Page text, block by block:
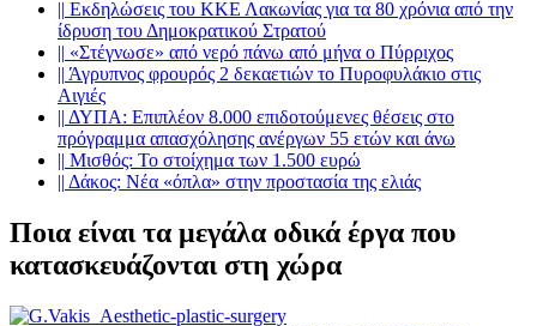
|| Εκδηλώσεις του ΚΚΕ Λακωνίας για τα 80 χρόνια από την
ίδρυση του Δημοκρατικού Στρατού
|| «Στέγνωσε» από νερό πάνω από μήνα ο Πύρριχος
|| Άγρυπνος φρουρός 2 δεκαετιών το Πυροφυλάκιο στις
Αιγιές
|| ΔΥΠΑ: Επιπλέον 8.000 επιδοτούμενες θέσεις στο
πρόγραμμα απασχόλησης ανέργων 55 ετών και άνω
|| Μισθός: Το στοίχημα των 1.500 ευρώ
|| Δάκος: Νέα «όπλα» στην προστασία της ελιάς
Ποια είναι τα μεγάλα οδικά έργα που
κατασκευάζονται στη χώρα